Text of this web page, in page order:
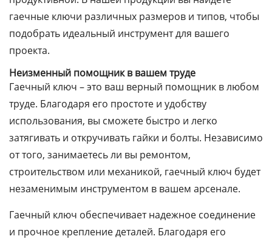
гаечные ключи различных размеров и типов, чтобы
подобрать идеальный инструмент для вашего
проекта.
Неизменный помощник в вашем труде
Гаечный ключ – это ваш верный помощник в любом
труде. Благодаря его простоте и удобству
использования, вы сможете быстро и легко
затягивать и откручивать гайки и болты. Независимо
от того, занимаетесь ли вы ремонтом,
строительством или механикой, гаечный ключ будет
незаменимым инструментом в вашем арсенале.
Гаечный ключ обеспечивает надежное соединение
и прочное крепление деталей. Благодаря его